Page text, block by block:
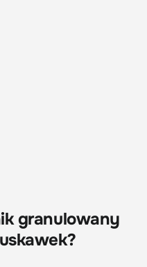
granulowany